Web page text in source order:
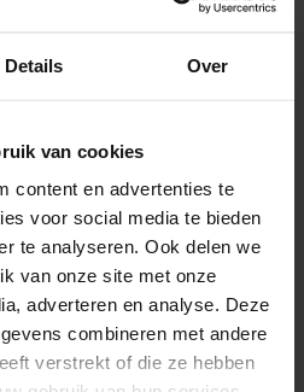
Details Over
van cookies
content en advertenties te
voor social media te bieden
te analyseren. Ook delen we
van onze site met onze
adverteren en analyse. Deze
combineren met andere
verstrekt of die ze hebben